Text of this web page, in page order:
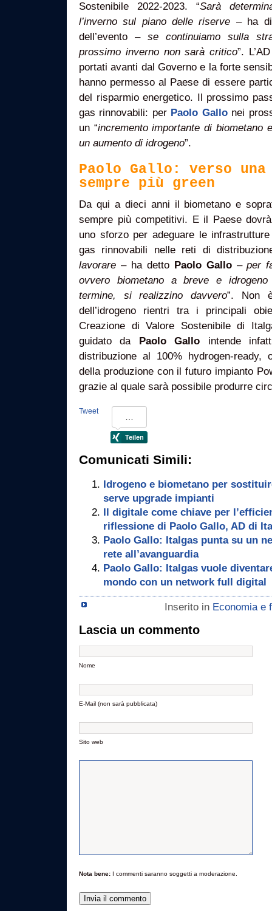
Sostenibile 2022-2023. “Sarà
l’inverno sul piano delle riserve – ha
dell’evento – se continuiamo sulla
prossimo inverno non sarà critico”.
portati avanti dal Governo e la forte
hanno permesso al Paese di essere
del risparmio energetico. Il prossimo
gas rinnovabili: per Paolo Gallonei
un “incremento importante di biometano
un aumento di idrogeno”.
Paolo Gallo: verso
sempre più green
Da qui a dieci anni il biometano e
sempre più competitivi. E il Paese
uno sforzo per adeguare le
gas rinnovabili nelle reti di
lavorare – ha detto Paolo Gallo–per
ovvero biometano a breve e
termine, si realizzino davvero”. Non
dell’idrogeno rientri tra i principali
Creazione di Valore Sostenibile di
guidato da Paolo Gallo intende
distribuzione al 100% hydrogen-
della produzione con il futuro impianto
grazie al quale sarà possibile produrre
Tweet
Comunicati Simili:
Idrogeno e biometano per
serve upgrade impianti
Il digitale come chiave per
riflessione di Paolo Gallo, AD di
Paolo Gallo: Italgas punta su un
rete all’avanguardia
Paolo Gallo: Italgas vuole
mondo con un network full digital
Inserito in Economia e
Lascia un commento
Nome
E-Mail (non sarà pubblicata)
Sito web
Nota bene: I commenti saranno soggetti a moderazione.